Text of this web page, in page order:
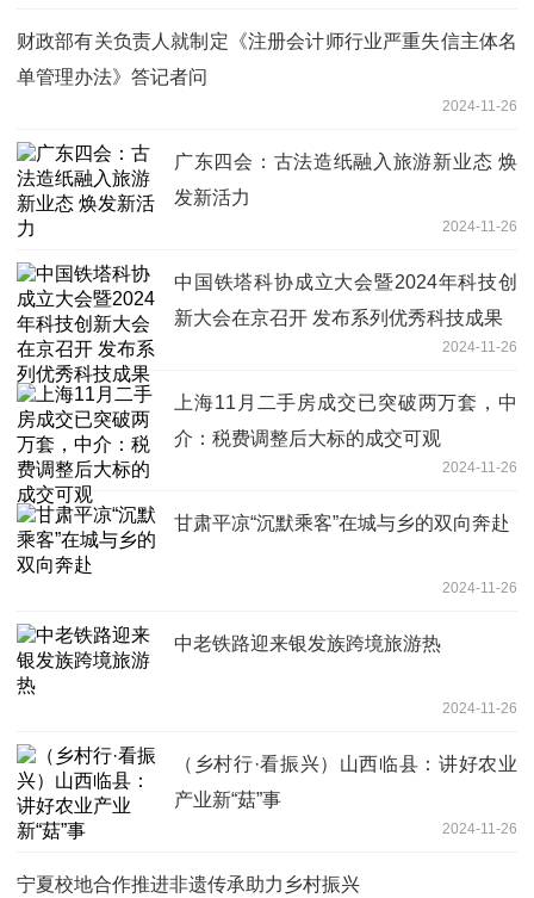
财政部有关负责人就制定《注册会计师行业严重失信主体名
单管理办法》答记者问
2024-11-26
广东四会：古法造纸融入旅游新业态 焕
发新活力
2024-11-26
中国铁塔科协成立大会暨2024年科技创
新大会在京召开 发布系列优秀科技成果
2024-11-26
上海11月二手房成交已突破两万套，中
介：税费调整后大标的成交可观
2024-11-26
甘肃平凉“沉默乘客”在城与乡的双向奔赴
2024-11-26
中老铁路迎来银发族跨境旅游热
2024-11-26
（乡村行·看振兴）山西临县：讲好农业
产业新“菇”事
2024-11-26
宁夏校地合作推进非遗传承助力乡村振兴